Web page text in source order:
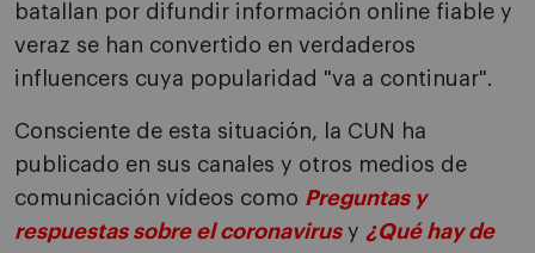
batallan por difundir información online fiable y
veraz se han convertido en verdaderos
influencers cuya popularidad "va a continuar".
Consciente de esta situación, la CUN ha
publicado en sus canales y otros medios de
comunicación vídeos como Preguntas y
respuestas sobre el coronavirus y ¿Qué hay de